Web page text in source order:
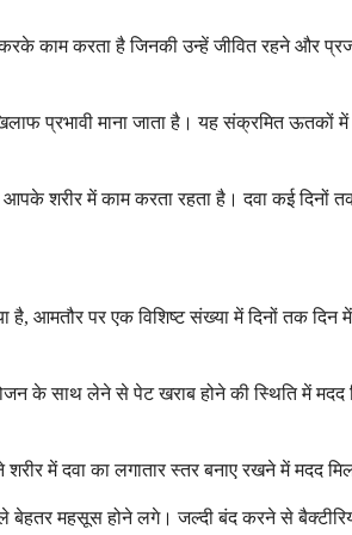
करके काम करता है जिनकी उन्हें जीवित रहने
प्रभावी माना जाता है। यह संक्रमित
शरीर में काम करता रहता है। दवा कई
है, आमतौर पर एक विशिष्ट संख्या में दिनों
के साथ लेने से पेट खराब होने की स्थिति में
में दवा का लगातार स्तर बनाए रखने में मदद
बेहतर महसूस होने लगे। जल्दी बंद करने से